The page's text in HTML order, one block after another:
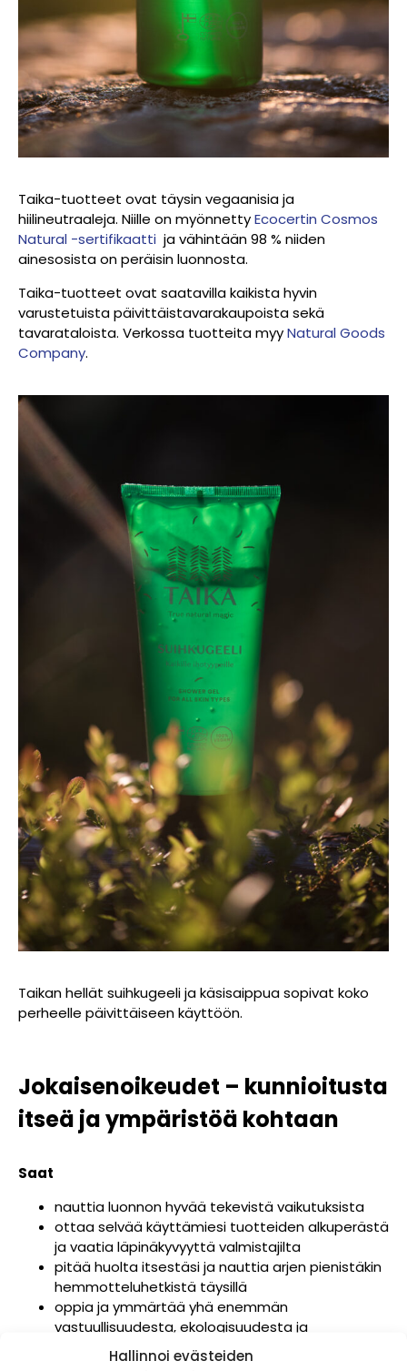
Hallinnoi evästeiden
Taika-tuotteet ovat täysin vegaanisia ja
hiilineutraaleja. Niille on myönnettyEcocertin Cosmos
Natural -sertifikaatti ja vähintään 98 % niiden
ainesosista on peräisin luonnosta.
Taika-tuotteet ovat saatavilla kaikista hyvin
varustetuista päivittäistavarakaupoista sekä
tavarataloista. Verkossa tuotteita myyNatural Goods
Company.
Taikan hellät suihkugeeli ja käsisaippua sopivat koko
perheelle päivittäiseen käyttöön.
Jokaisenoikeudet – kunnioitusta
itseä ja ympäristöä kohtaan
Saat
nauttia luonnon hyvää tekevistä vaikutuksista
ottaa selvää käyttämiesi tuotteiden alkuperästä
ja vaatia läpinäkyvyyttä valmistajilta
pitää huolta itsestäsi ja nauttia arjen pienistäkin
hemmotteluhetkistä täysillä
oppia ja ymmärtää yhä enemmän
vastuullisuudesta, ekologisuudesta ja
eettisyydestä
kehittää kulutustottumuksiasi vastaamaan aina